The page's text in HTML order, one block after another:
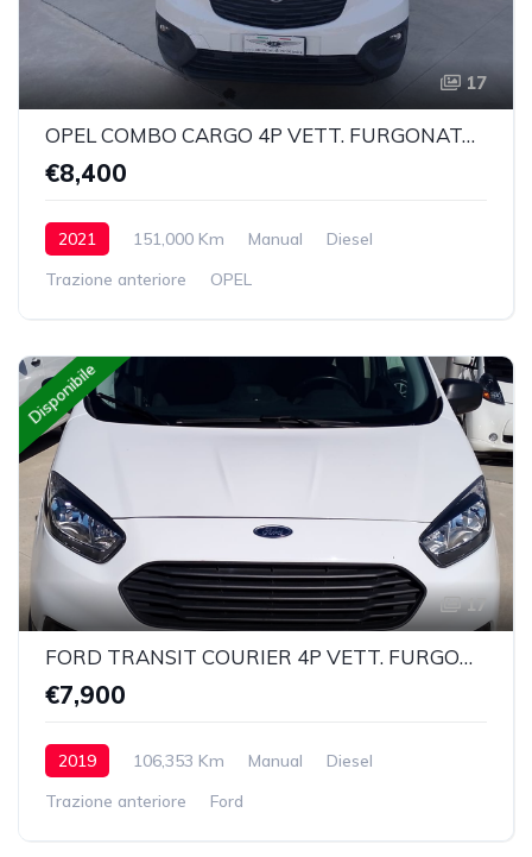
17
OPEL COMBO CARGO 4P VETT. FURGONATA 1.5 DIESEL 100CV EDITION L1 650 KG MT6
€8,400
2021 151,000 Km Manual
Diesel
Trazione anteriore
OPEL
Disponibile
17
FORD TRANSIT COURIER 4P VETT. FURGONATA 1.5 TDCI 75 CV TREND
€7,900
2019 106,353 Km Manual
Diesel
Trazione anteriore
Ford